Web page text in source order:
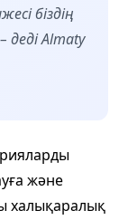
біздің
деді Almaty
және
халықаралық